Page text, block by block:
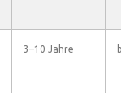
3–10 Jahre